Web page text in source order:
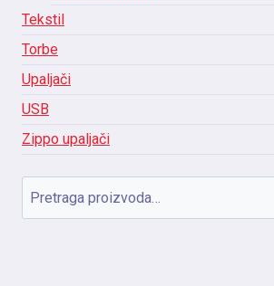
Tekstil
Torbe
Upaljači
USB
Zippo upaljači
Pretraga
za: